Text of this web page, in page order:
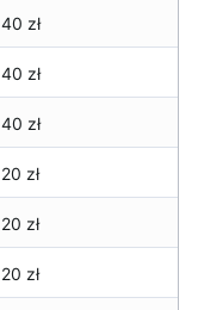
40 zł
40 zł
40 zł
20 zł
20 zł
20 zł